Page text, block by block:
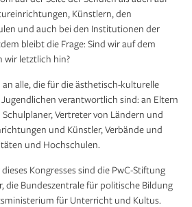
Künstlern, den
und auch bei den Institutionen der
bleibt die Frage: Sind wir auf dem
wir letztlich hin?
alle, die für die ästhetisch-kulturelle
verantwortlich sind: an Eltern
Vertreter von Ländern und
und Künstler, Verbände und
und Hochschulen.
Kongresses sind die PwC-Stiftung
die Bundeszentrale für politische Bildung
für Unterricht und Kultus.